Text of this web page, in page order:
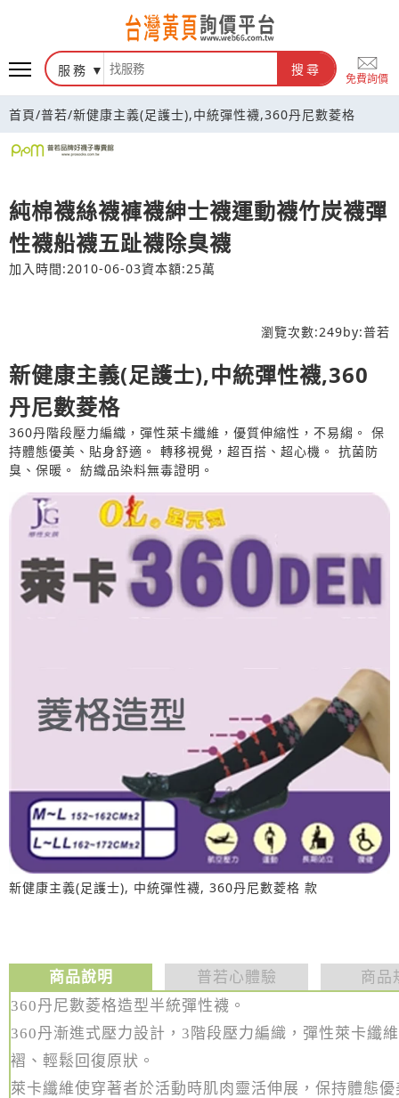
台灣黃頁詢價平台
服務 搜尋
免費詢價
首頁/普若/新健康主義(足護士),中統彈性襪,360丹尼數菱格
純棉襪絲襪褲襪紳士襪運動襪竹炭襪彈
性襪船襪五趾襪除臭襪
加入時間:2010-06-03資本額:25萬
瀏覽次數:249by:普若
新健康主義(足護士),中統彈性襪,360
丹尼數菱格
360丹階段壓力編織，彈性萊卡纖維，優質伸縮性，不易縐。 保
持體態優美、貼身舒適。 轉移視覺，超百搭、超心機。 抗菌防
臭、保暖。 紡織品染料無毒證明。
新健康主義(足護士), 中統彈性襪, 360丹尼數菱格 款
商品說明 普若心體驗 商品
360丹尼數菱格造型半統彈性襪。
360丹漸進式壓力設計 ， 3階段壓力編織， 彈性萊卡纖
褶、輕鬆回復原狀。
萊卡纖維使穿著者於活動時肌肉靈活伸展，保持體態